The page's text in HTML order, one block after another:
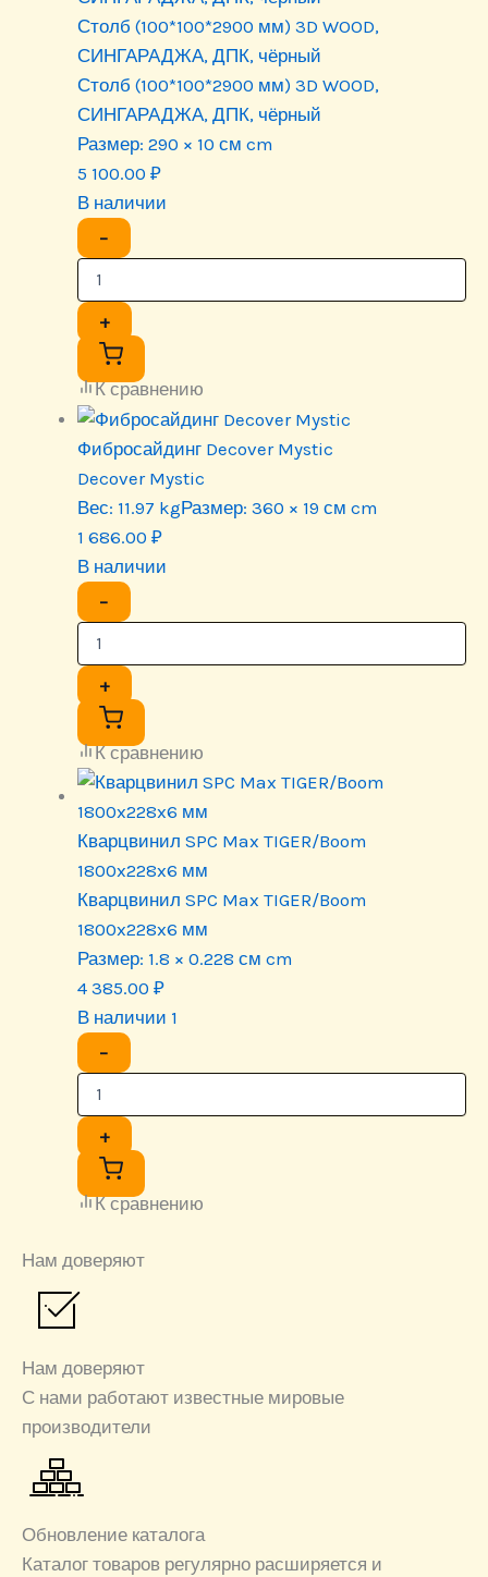
Столб (100*100*2900 мм) 3D WOOD,
СИНГАРАДЖА, ДПК, чёрный
Столб (100*100*2900 мм) 3D WOOD,
СИНГАРАДЖА, ДПК, чёрный
Размер: 290 × 10 см cm
5 100.00 ₽
В наличии
−
+
К сравнению
Фибросайдинг Decover Mystic
Decover Mystic
Вес: 11.97 kgРазмер: 360 × 19 см cm
1 686.00 ₽
В наличии
−
+
К сравнению
Кварцвинил SPC Max TIGER/Boom
1800x228x6 мм
Кварцвинил SPC Max TIGER/Boom
1800x228x6 мм
Размер: 1.8 × 0.228 см cm
4 385.00 ₽
В наличии 1
−
+
К сравнению
Нам доверяют
Нам доверяют
С нами работают известные мировые
производители
Обновление каталога
Каталог товаров регулярно расширяется и